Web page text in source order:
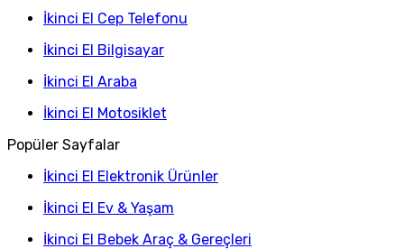
İkinci El Cep Telefonu
İkinci El Bilgisayar
İkinci El Araba
İkinci El Motosiklet
Popüler Sayfalar
İkinci El Elektronik Ürünler
İkinci El Ev & Yaşam
İkinci El Bebek Araç & Gereçleri